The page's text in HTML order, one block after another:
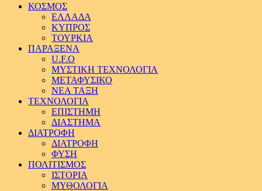
ΚΟΣΜΟΣ
ΕΛΛΑΔΑ
ΚΥΠΡΟΣ
ΤΟΥΡΚΙΑ
ΠΑΡΑΞΕΝΑ
U.F.O
ΜΥΣΤΙΚΗ ΤΕΧΝΟΛΟΓΙΑ
ΜΕΤΑΦΥΣΙΚΟ
ΝΕΑ ΤΑΞΗ
ΤΕΧΝΟΛΟΓΙΑ
ΕΠΙΣΤΗΜΗ
ΔΙΑΣΤΗΜΑ
ΔΙΑΤΡΟΦΗ
ΔΙΑΤΡΟΦΗ
ΦΥΣΗ
ΠΟΛΙΤΙΣΜΟΣ
ΙΣΤΟΡΙΑ
ΜΥΘΟΛΟΓΙΑ